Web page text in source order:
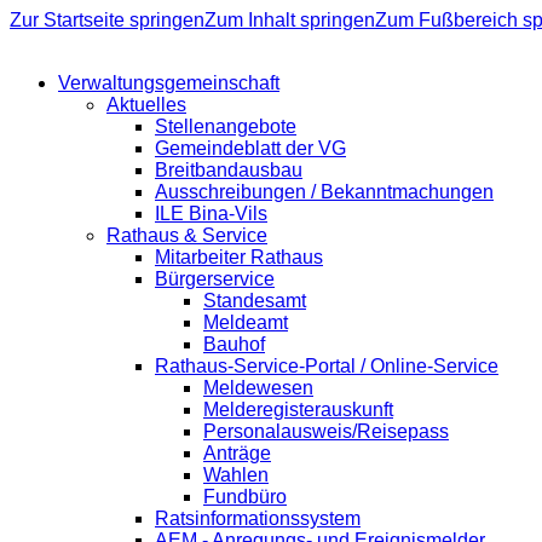
Zur Startseite springenZum Inhalt springenZum Fußbereich
Verwaltungsgemeinschaft
Aktuelles
Stellenangebote
Gemeindeblatt der VG
Breitbandausbau
Ausschreibungen / Bekanntmachungen
ILE Bina-Vils
Rathaus & Service
Mitarbeiter Rathaus
Bürgerservice
Standesamt
Meldeamt
Bauhof
Rathaus-Service-Portal / Online-Service
Meldewesen
Melderegisterauskunft
Personalausweis/Reisepass
Anträge
Wahlen
Fundbüro
Ratsinformationssystem